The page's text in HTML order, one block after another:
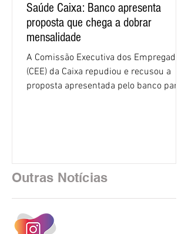
Saúde Caixa: Banco apresenta
proposta que chega a dobrar
mensalidade
A Comissão Executiva dos Empregados
(CEE) da Caixa repudiou e recusou a
proposta apresentada pelo banco para o
as federações que compõem a mesa de
negociações das empregadas e dos
empregados exigiram que a Caixa refaça
os cálculos e apresente uma nova
proposta. O entendimento é que a
Outras Notícias